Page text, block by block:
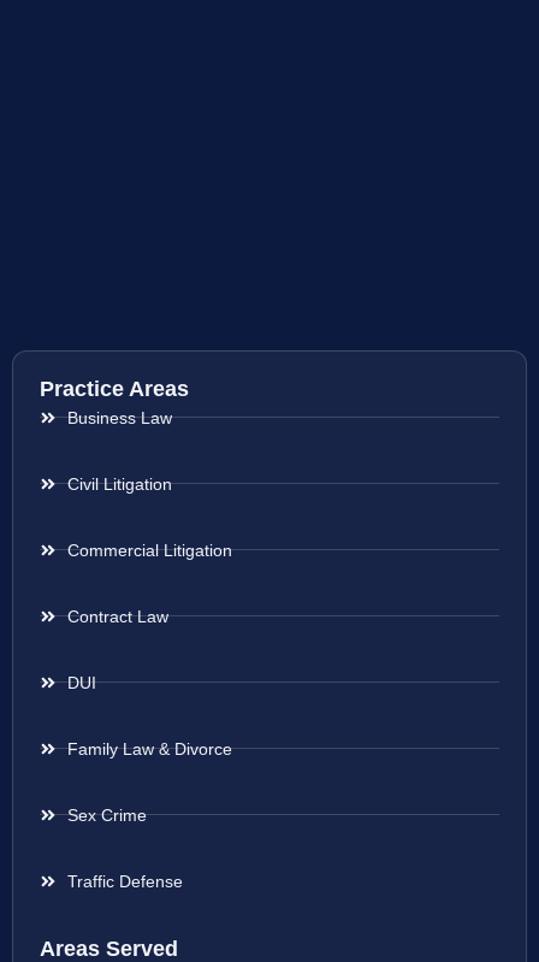
Practice Areas
Business Law
Civil Litigation
Commercial Litigation
Contract Law
DUI
Family Law & Divorce
Sex Crime
Traffic Defense
Areas Served